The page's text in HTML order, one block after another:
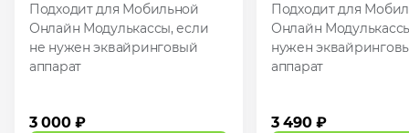
Подходит для Мобильной
Онлайн Модулькассы, если
не нужен эквайринговый
аппарат
3 000 ₽
Подходит для
Онлайн
нужен
аппарат
3 490 ₽